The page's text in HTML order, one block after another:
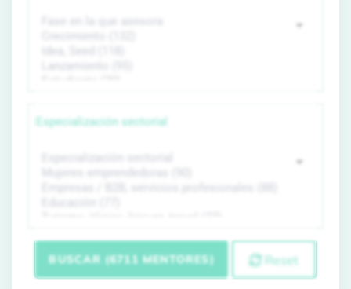
Especialización sectorial
BUSCAR (6711 MENTORES) Reset